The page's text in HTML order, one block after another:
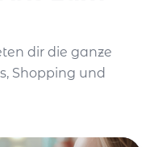
dir die ganze
Shopping und